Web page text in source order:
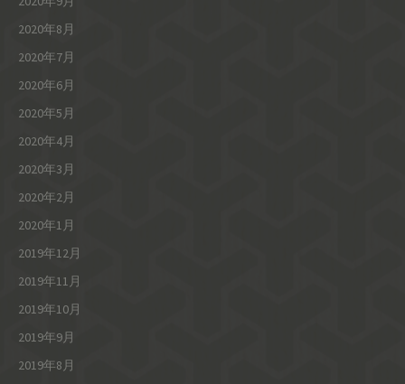
2020年8月
2020年7月
2020年6月
2020年5月
2020年4月
2020年3月
2020年2月
2020年1月
2019年12月
2019年11月
2019年10月
2019年9月
2019年8月